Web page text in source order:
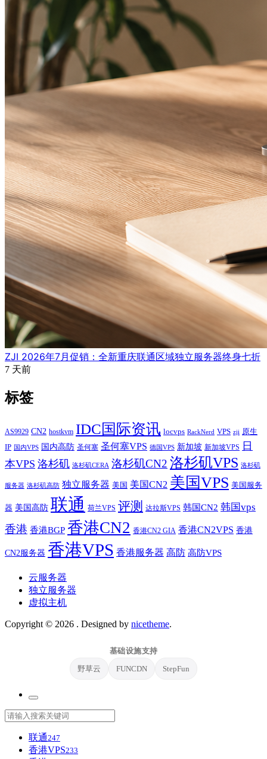
ZJI 2026年7月促销：全新重庆联通区域独立服务器终身七折
7 天前
标签
AS9929 CN2 hostkvm IDC国际资讯 locvps RackNerd VPS zji 原生
IP 国内VPS 国内高防 圣何塞 圣何塞VPS 德国VPS 新加坡 新加坡VPS
日
本VPS 洛杉矶 洛杉矶CERA 洛杉矶CN2 洛杉矶VPS 洛杉矶
服务器 洛杉矶高防 独立服务器 美国 美国CN2 美国VPS 美国服务
器 美国高防 联通 荷兰VPS 评测 达拉斯VPS 韩国CN2 韩国vps
香港 香港BGP 香港CN2 香港CN2 GIA 香港CN2VPS 香港
CN2服务器 香港VPS 香港服务器 高防 高防VPS
云服务器
独立服务器
虚拟主机
Copyright © 2026 . Designed by nicetheme.
基础设施支持
野草云
FUNCDN StepFun
联通247
香港VPS233